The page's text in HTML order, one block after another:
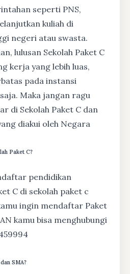
seperti PNS,
kuliah di
negeri atau swasta.
lulusan Sekolah Paket C
kerja yang lebih luas,
pada instansi
Maka jangan ragu
di Sekolah Paket C dan
diakui oleh Negara
Paket C?
pendidikan
C di sekolah paket c
ingin mendaftar Paket
kamu bisa menghubungi
SMA?